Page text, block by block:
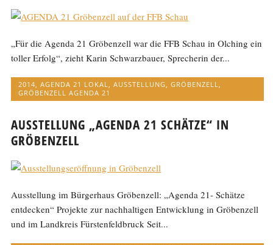
„Für die Agenda 21 Gröbenzell war die FFB Schau in Olching ein
toller Erfolg“, zieht Karin Schwarzbauer, Sprecherin der...
2014 ,AGENDA 21 LOKAL ,AUSSTELLUNG ,GRÖBENZELL
GRÖBENZELL AGENDA 21
AUSSTELLUNG „AGENDA 21 SCHÄTZE“ IN
GRÖBENZELL
Ausstellung im Bürgerhaus Gröbenzell: „Agenda 21- Schätze
entdecken“ Projekte zur nachhaltigen Entwicklung in Gröbenzell
und im Landkreis Fürstenfeldbruck Seit...